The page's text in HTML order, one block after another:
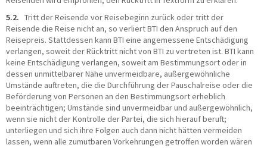
5.2. Tritt der Reisende vor Reisebeginn zurück oder tritt der
Reisende die Reise nicht an, so verliert BTI den Anspruch auf den
Reisepreis. Stattdessen kann BTI eine angemessene Entschädigung
verlangen, soweit der Rücktritt nicht von BTI zu vertreten ist. BTI kann
keine Entschädigung verlangen, soweit am Bestimmungsort oder in
dessen unmittelbarer Nähe unvermeidbare, außergewöhnliche
Umstände auftreten, die die Durchführung der Pauschalreise oder die
Beförderung von Personen an den Bestimmungsort erheblich
beeinträchtigen; Umstände sind unvermeidbar und außergewöhnlich,
wenn sie nicht der Kontrolle der Partei, die sich hierauf beruft;
unterliegen und sich ihre Folgen auch dann nicht hätten vermeiden
lassen, wenn alle zumutbaren Vorkehrungen getroffen worden wären